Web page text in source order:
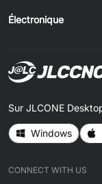
Électronique
Sur JLCONE
Windows
CONNECT WITH US